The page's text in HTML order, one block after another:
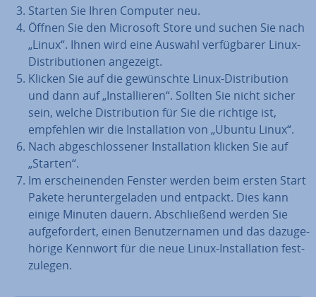
Starten Sie Ihren Computer neu.
Öffnen Sie den Microsoft Store und suchen Sie nach
„Linux“. Ihnen wird eine Auswahl ver­füg­ba­rer Linux-
Dis­tri­bu­tio­nen angezeigt.
Klicken Sie auf die ge­wünsch­te Linux-Dis­tri­bu­ti­on
und dann auf „In­stal­lie­ren“. Sollten Sie nicht sicher
sein, welche Dis­tri­bu­ti­on für Sie die richtige ist,
empfehlen wir die In­stal­la­ti­on von „Ubuntu Linux“.
Nach ab­ge­schlos­se­ner In­stal­la­ti­on klicken Sie auf
„Starten“.
Im er­schei­nen­den Fenster werden beim ersten Start
Pakete her­un­ter­ge­la­den und entpackt. Dies kann
einige Minuten dauern. Ab­schlie­ßend werden Sie
auf­ge­for­dert, einen Be­nut­zer­na­men und das da­zu­ge­
hö­ri­ge Kennwort für die neue Linux-In­stal­la­ti­on fest­
zu­le­gen.